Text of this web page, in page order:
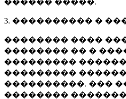
������ �����.
3. ���������� �
�������� ����
�������� �� �
���������
���������
����������. ���
��������